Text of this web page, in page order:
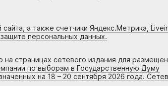
а также счетчики Яндекс.Метрика,
персональных данных.
страницах сетевого издания для
по выборам в Государственную Думу
на 18 – 20 сентября 2026 года.